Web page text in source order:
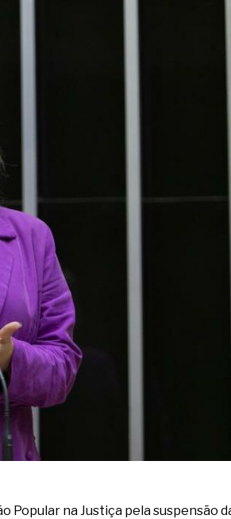
Popular na Justiça pela suspensão